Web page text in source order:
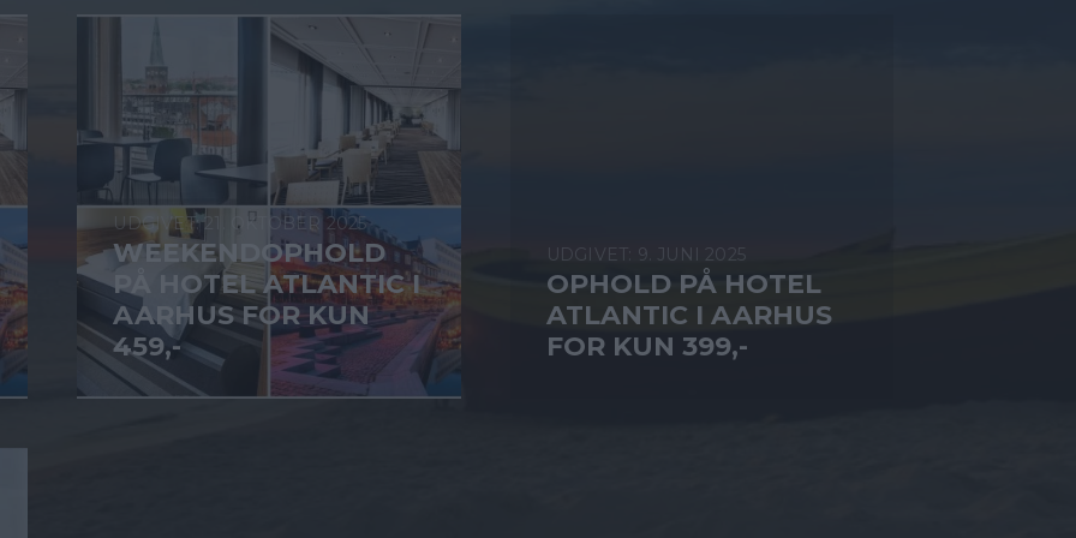
21. OKTOBER 2025
WEEKENDOPHOLD
PÅ HOTEL ATLANTIC I
AARHUS FOR KUN
459,-
9. JUNI 2025
OPHOLD PÅ HOTEL
ATLANTIC I AARHUS
FOR KUN 399,-